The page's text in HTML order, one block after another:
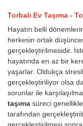
Torbalı Ev Taşıma -
Hayatın belli
herkesin ortak
gerçekleştirilmesidir.
hayatında en az bir
yaşarlar. Oldukça
gerçekleştiriliyor olsa
sorunlar ile
taşıma süreci
tarafından
gerçekleştirilmesi